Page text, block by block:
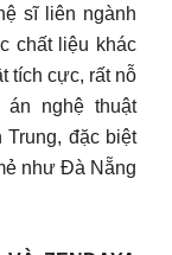
sĩ liên ngành
chất liệu khác
tích cực, rất nỗ
nghệ thuật
đặc biệt
như Đà Nẵng